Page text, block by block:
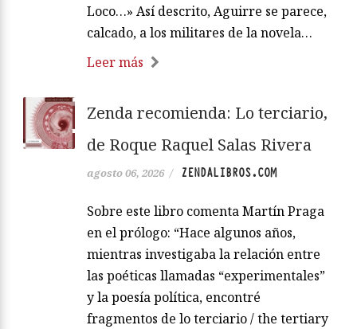
Loco…» Así descrito, Aguirre se parece,
calcado, a los militares de la novela…
Leer más
Zenda recomienda: Lo terciario,
de Roque Raquel Salas Rivera
agosto 06, 2026 / ZENDALIBROS.COM
Sobre este libro comenta Martín Praga
en el prólogo: “Hace algunos años,
mientras investigaba la relación entre
las poéticas llamadas “experimentales”
y la poesía política, encontré
fragmentos de lo terciario / the tertiary